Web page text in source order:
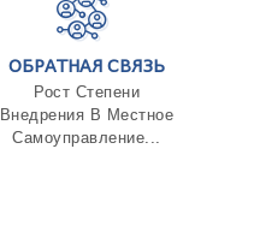
ОБРАТНАЯ СВЯЗЬ
Рост Степени
Внедрения В Местное
Самоуправление...